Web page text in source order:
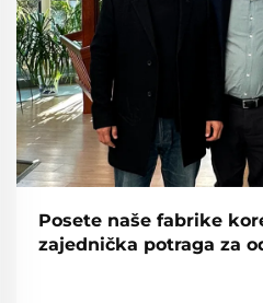
Posete naše fabrike
zajednička potraga za